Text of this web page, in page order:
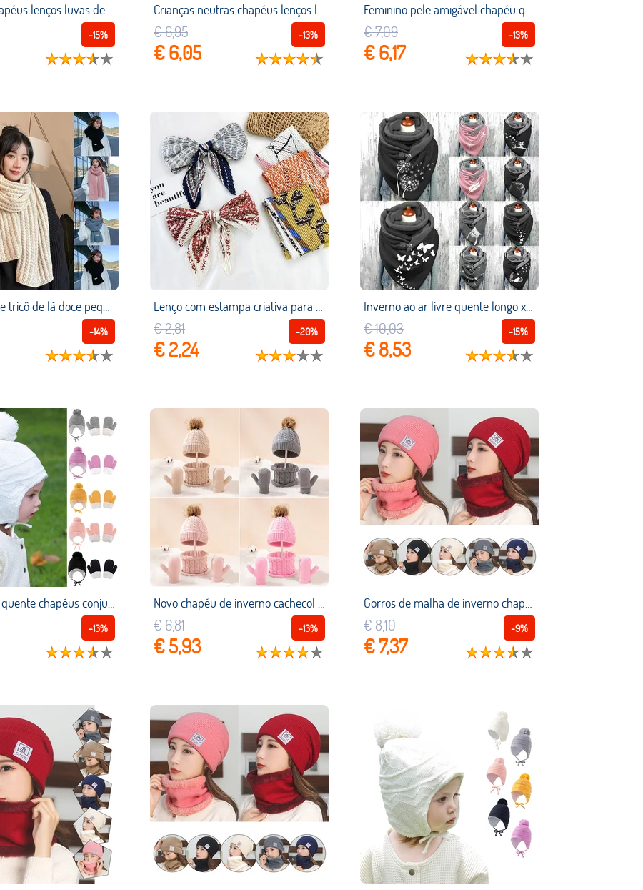
Crianças chapéus lenços luvas de três peças conjunto meninos meninas crianças algodão quente pom poms chapéu define cor sólida bonito chapéu cachecol
-15%
Crianças neutras chapéus lenços luvas cor sólida simples all match conjunto de três peças cachecol de malha acessórios para crianças
-13%
€ 6,95
€ 6,05
Feminino pele amigável chapéu quente confortável mais velo chapéu cor sólida simples all match elegante lenço listrado pulôver boné
-13%
€ 7,09
€ 6,17
Cachecóis de tricô de lã doce pequeno fresco elegante adulto grosso inverno quente cachecol pele amigável cachecóis longos
-14%
Lenço com estampa criativa para mulheres, lenço colorido com fita para cabeça, pescoço e cetim de seda
-20%
€ 2,81
€ 2,24
Inverno ao ar livre quente longo xales universal floral impresso casual feminino cachecol moda decorativa malha triângulo cachecol
-15%
€ 10,03
€ 8,53
Luvas de lã quente chapéus conjunto de doces cor all match macio crianças tampas de ouvido luvas conjunto estilo ocidental neutro terno de três peças
-13%
Novo chapéu de inverno cachecol luvas conjunto para crianças pequeno fresco cor pura chapéus das crianças lã macio crianças inverno acessórios
-13%
€ 6,81
€ 5,93
Gorros de malha de inverno chapéus acessórios mais velo colarinho chapéu de duas peças conjunto mais chapéu quente confortável listrado pulôver boné
-9%
€ 8,10
€ 7,37